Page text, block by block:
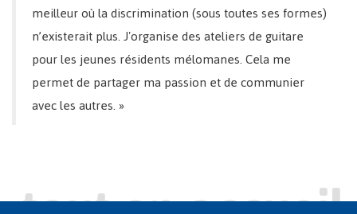
meilleur où la discrimination (sous toutes ses formes)
n’existerait plus. J'organise des ateliers de guitare
pour les jeunes résidents mélomanes. Cela me
permet de partager ma passion et de communier
avec les autres. »